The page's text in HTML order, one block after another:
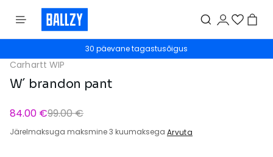
30 päevane tagastusõigus
Carhartt WIP
W´ brandon pant
84.00 €99.00 €
Järelmaksuga maksmine 3 kuumaksega Arvuta